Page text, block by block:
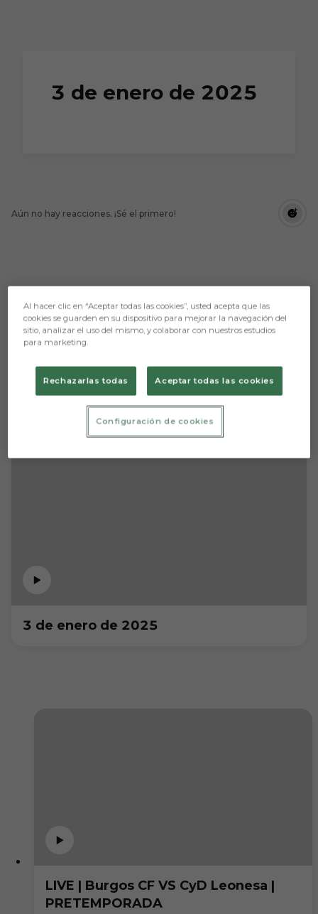
3 de enero de 2025
Aún no hay reacciones. ¡Sé el primero!
3 de enero de 2025
LIVE | Burgos CF VS CyD Leonesa |
PRETEMPORADA
Al hacer clic en “Aceptar todas las cookies”, usted acepta que las
cookies se guarden en su dispositivo para mejorar la navegación del
sitio, analizar el uso del mismo, y colaborar con nuestros estudios
para marketing.
Rechazarlas todas Aceptar todas las cookies
Configuración de cookies